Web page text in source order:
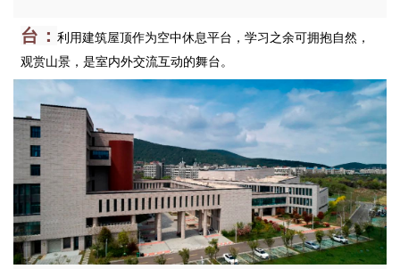
台：利用建筑屋顶作为空中休息平台，学习之余可拥抱自然，
观赏山景，是室内外交流互动的舞台。